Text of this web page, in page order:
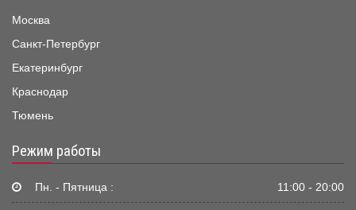
Москва
Санкт-Петербург
Екатеринбург
Краснодар
Тюмень
Режим работы
Пн. - Пятница : 11:00 - 20:00